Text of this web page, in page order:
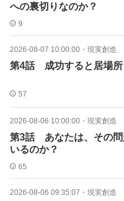
への裏切りなのか？
9
2026-08-07 10:00:00 ・ 現実創造
第4話 成功すると居場所
57
2026-08-06 10:00:00 ・ 現実創造
第3話 あなたは、その問
いるのか？
65
2026-08-06 09:35:07 ・ 現実創造